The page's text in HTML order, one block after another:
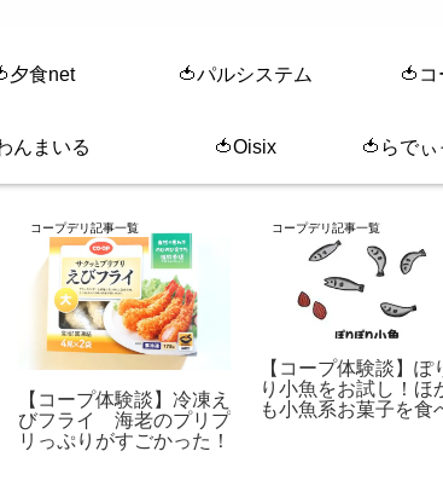
夕食net 🍅パルシステム 🍅コ
んまいる 🍅Oisix 🍅らで
コープデリ記事一覧
【コープ体験談】冷凍え
びフライ 海老のプリプ
リっぷりがすごかった！
コープデリ記事一覧
【コープ体験談】ぽ
り小魚をお試し！ほ
も小魚系お菓子を食